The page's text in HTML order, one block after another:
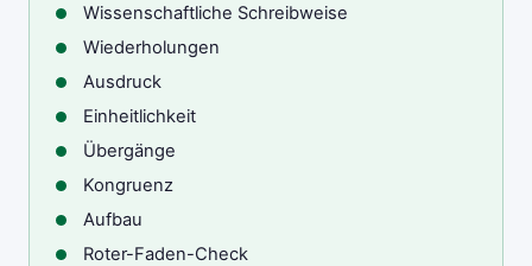
Wissenschaftliche Schreibweise
Wiederholungen
Ausdruck
Einheitlichkeit
Übergänge
Kongruenz
Aufbau
Roter-Faden-Check